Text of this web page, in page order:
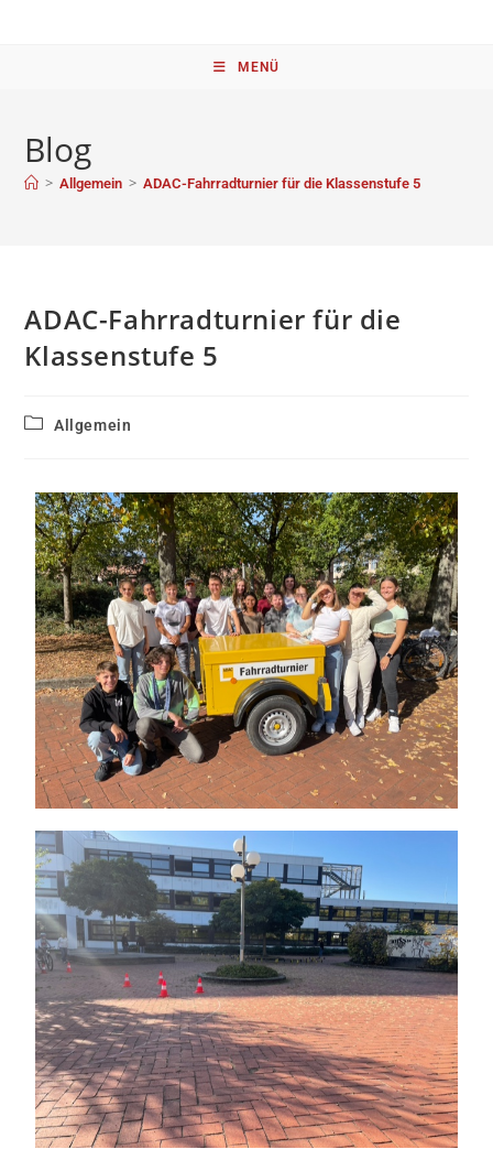
MENÜ
Blog
> Allgemein > ADAC-Fahrradturnier für die Klassenstufe 5
ADAC-Fahrradturnier für die
Klassenstufe 5
Allgemein